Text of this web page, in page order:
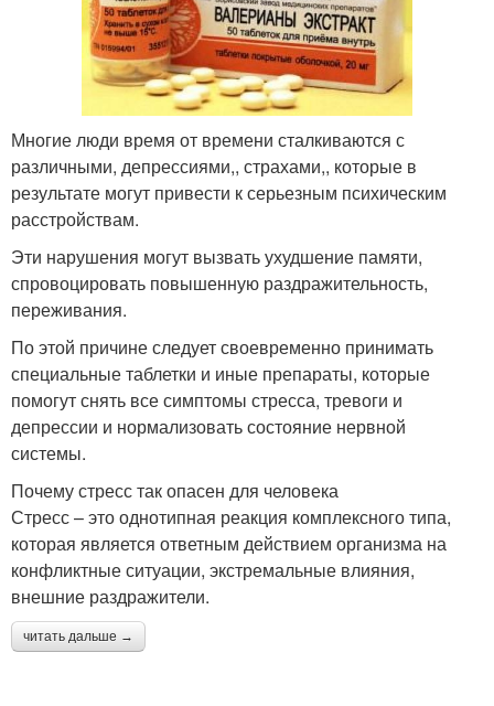
Многие люди время от времени сталкиваются с
различными, депрессиями,, страхами,, которые в
результате могут привести к серьезным психическим
расстройствам.
Эти нарушения могут вызвать ухудшение памяти,
спровоцировать повышенную раздражительность,
переживания.
По этой причине следует своевременно принимать
специальные таблетки и иные препараты, которые
помогут снять все симптомы стресса, тревоги и
депрессии и нормализовать состояние нервной
системы.
Почему стресс так опасен для человека
Стресс – это однотипная реакция комплексного типа,
которая является ответным действием организма на
конфликтные ситуации, экстремальные влияния,
внешние раздражители.
читать дальше →